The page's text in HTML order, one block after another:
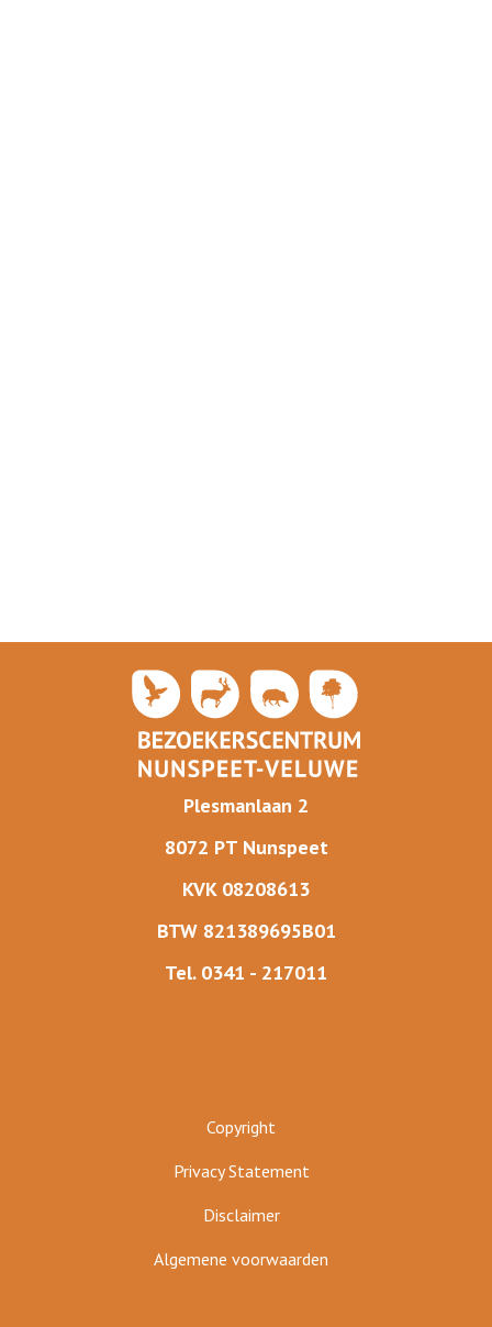
Plesmanlaan 2
8072 PT Nunspeet
KVK 08208613
BTW 821389695B01
Tel. 0341 - 217011
Copyright
Privacy Statement
Disclaimer
Algemene voorwaarden